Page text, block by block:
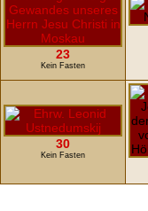
23
Kein Fasten
30
Kein Fasten